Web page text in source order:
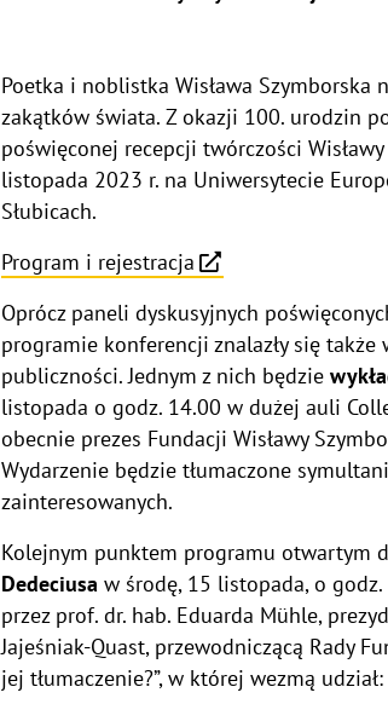
Poetka i noblistka Wisława
zakątków świata. Z okazji 100. urodzin
poświęconej recepcji twórczości
listopada 2023 r. na Uniwersytecie
Słubicach.
Program i rejestracja
Oprócz paneli dyskusyjnych
programie konferencji znalazły się
publiczności. Jednym z nich będzie
listopada o godz. 14.00 w dużej auli
obecnie prezes Fundacji Wisławy
Wydarzenie będzie tłumaczone
zainteresowanych.
Kolejnym punktem programu otwartym
Dedeciusa w środę, 15 listopada, o
przez prof. dr. hab. Eduarda Mühle,
Jajeśniak-Quast, przewodniczącą Rady
jej tłumaczenie?”, w której wezmą udział: